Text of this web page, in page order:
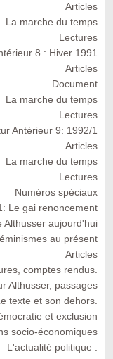
Articles
La marche du temps
Lectures
8 : Hiver 1991
Articles
Document
La marche du temps
Lectures
Antérieur 9: 1992/1
Articles
La marche du temps
Lectures
Numéros spéciaux
Le gai renoncement
Althusser aujourd'hui
au présent
Articles
comptes rendus.
Althusser, passages
texte et son dehors.
et exclusion
socio-économiques
L'actualité politique .